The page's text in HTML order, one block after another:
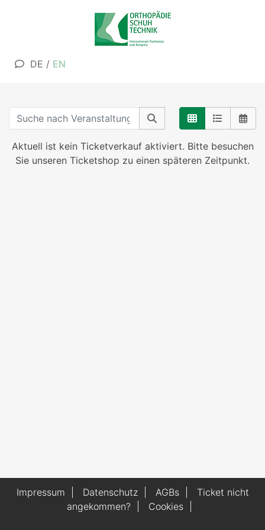
DE / EN
Aktuell ist kein Ticketverkauf aktiviert. Bitte besuchen
Sie unseren Ticketshop zu einen späteren Zeitpunkt.
Impressum Datenschutz| AGBs| Ticket nicht
angekommen?
Cookies